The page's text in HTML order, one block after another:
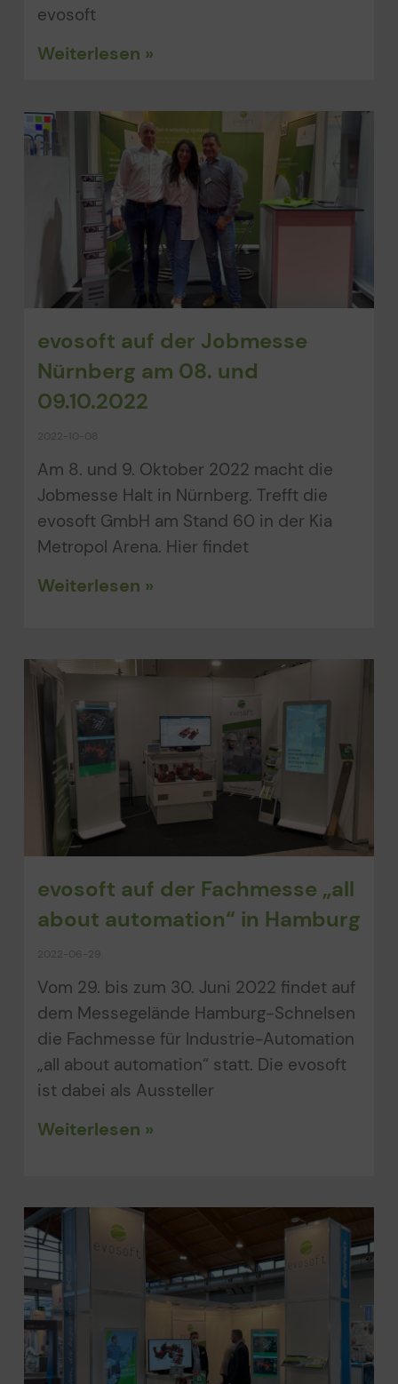
evosoft
Weiterlesen »
evosoft auf der Jobmesse
Nürnberg am 08. und
09.10.2022
2022-10-08
Am 8. und 9. Oktober 2022 macht die
Jobmesse Halt in Nürnberg. Trefft die
evosoft GmbH am Stand 60 in der Kia
Metropol Arena. Hier findet
Weiterlesen »
evosoft auf der Fachmesse „all
about automation“ in Hamburg
2022-06-29
Vom 29. bis zum 30. Juni 2022 findet auf
dem Messegelände Hamburg-Schnelsen
die Fachmesse für Industrie-Automation
„all about automation“ statt. Die evosoft
ist dabei als Aussteller
Weiterlesen »